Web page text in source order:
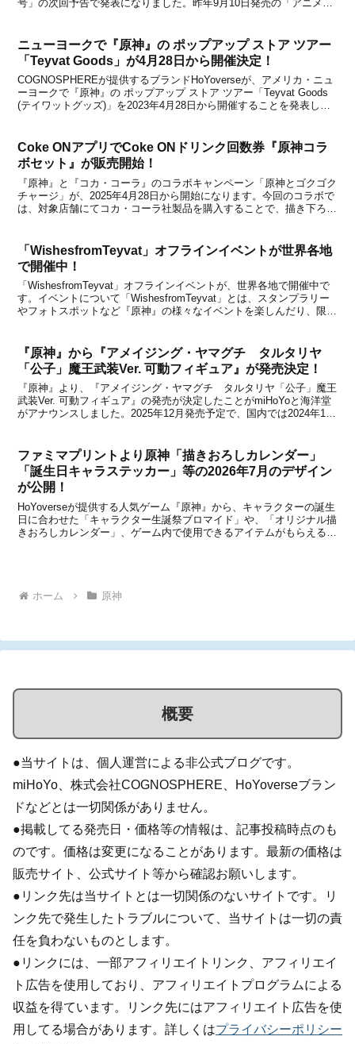
号」の次回予告で発表になりました。昨年9月10日発売の「アニメデ
ニューヨークで『原神』の ポップアップ ストア ツアー
「Teyvat Goods」が4月28日から開催決定！
COGNOSPHEREが提供するブランドHoYoverseが、アメリカ・ニュ
ーヨークで『原神』の ポップアップ ストア ツアー「Teyvat Goods
(テイワットグッズ)」を2023年4月28日から開催することを発表しま
Coke ONアプリでCoke ONドリンク回数券『原神コラ
ボセット』が販売開始！
『原神』と『コカ・コーラ』のコラボキャンペーン「原神とゴクゴク
チャージ」が、2025年4月28日から開始になります。今回のコラボで
は、対象店舗にてコカ・コーラ社製品を購入することで、描き下ろし
「WishesfromTeyvat」オフラインイベントが世界各地
で開催中！
「WishesfromTeyvat」オフラインイベントが、世界各地で開催中で
す。イベントについて「WishesfromTeyvat」とは、スタンプラリー
やフォトスポットなど『原神』の様々なイベントを楽しんだり、限定
『原神』から『アメイジング・ヤマグチ タルタリヤ
「公子」魔王武装Ver. 可動フィギュア』が発売決定！
『原神』より、『アメイジング・ヤマグチ タルタリヤ「公子」魔王
武装Ver. 可動フィギュア』の発売が決定したことがmiHoYoと海洋堂
がアナウンスしました。2025年12月発売予定で、国内では2024年12
ファミマプリントより原神「描きおろしカレンダー」
「誕生日キャラステッカー」等の2026年7月のデザイン
が公開！
HoYoverseが提供する人気ゲーム『原神』から、キャラクターの誕生
日に合わせた「キャラクター生誕祭ブロマイド」や、「オリジナル描
きおろしカレンダー」、ゲーム内で使用できるアイテムがもらえるゲ
ホーム 原神
概要
●当サイトは、個人運営による非公式ブログです。
miHoYo、株式会社COGNOSPHERE、HoYoverseブラン
ドなどとは一切関係がありません。
●掲載してる発売日・価格等の情報は、記事投稿時点のも
のです。価格は変更になることがあります。最新の価格は
販売サイト、公式サイト等から確認お願いします。
●リンク先は当サイトとは一切関係のないサイトです。リ
ンク先で発生したトラブルについて、当サイトは一切の責
任を負わないものとします。
●リンクには、一部アフィリエイトリンク、アフィリエイ
ト広告を使用しており、アフィリエイトプログラムによる
収益を得ています。リンク先にはアフィリエイト広告を使
用してる場合があります。詳しくはプライバシーポリシー